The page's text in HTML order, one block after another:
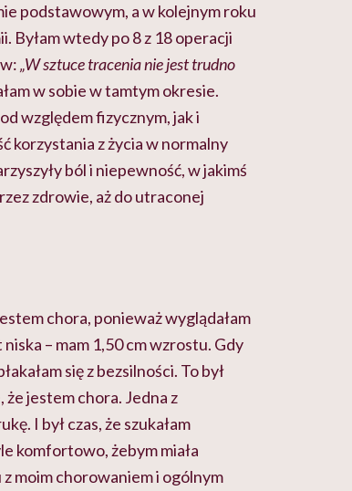
podstawowym, a w kolejnym roku
Byłam wtedy po 8 z 18 operacji
„W sztuce tracenia nie jest trudno
w sobie w tamtym okresie.
względem fizycznym, jak i
korzystania z życia w normalny
ból i niepewność, w jakimś
zdrowie, aż do utraconej
chora, ponieważ wyglądałam
– mam 1,50 cm wzrostu. Gdy
się z bezsilności. To był
jestem chora. Jedna z
I był czas, że szukałam
komfortowo, żebym miała
moim chorowaniem i ogólnym